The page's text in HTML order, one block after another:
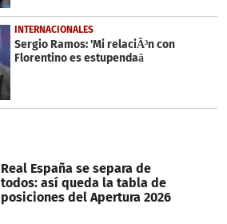
INTERNACIONALES
Sergio Ramos: 'Mi relaciÃ³n con
Florentino es estupendaâ
Real España se separa de
todos: así queda la tabla de
posiciones del Apertura 2026